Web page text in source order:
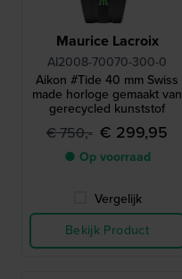
Maurice Lacroix
AI2008-70070-300-0
Aikon #Tide 40 mm Swiss
made horloge gemaakt van
gerecycled kunststof
€ 750,- € 299,95
● Op voorraad
Vergelijk
Bekijk Product